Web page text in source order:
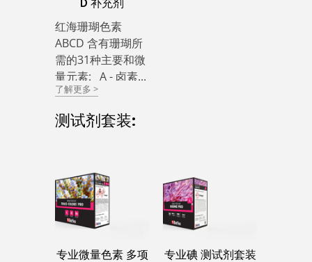
D 补充剂
红海珊瑚色素
ABCD 含有珊瑚所
需的31种主要和微
量元素: A - 卤素...
了解更多 >
测试剂套装:
专业微量色素 多项
专业碘 测试剂套装